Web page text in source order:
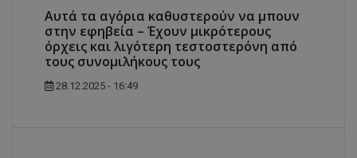
Αυτά τα αγόρια καθυστερούν να μπουν
στην εφηβεία – Έχουν μικρότερους
όρχεις και λιγότερη τεστοστερόνη από
τους συνομιλήκους τους
28.12.2025 - 16:49